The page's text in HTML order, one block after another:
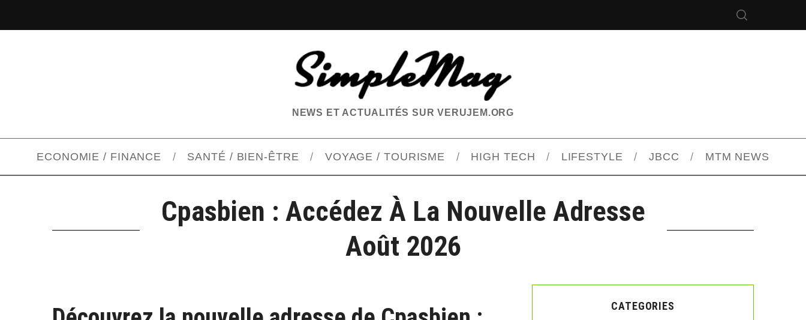
NEWS ET ACTUALITÉS SUR VERUJEM.ORG
ECONOMIE / FINANCE SANTÉ / BIEN-ÊTRE VOYAGE / TOURISME HIGH TECH LIFESTYLE JBCC MTM NEWS
Cpasbien : Accédez À La Nouvelle Adresse
Août 2026
CATEGORIES